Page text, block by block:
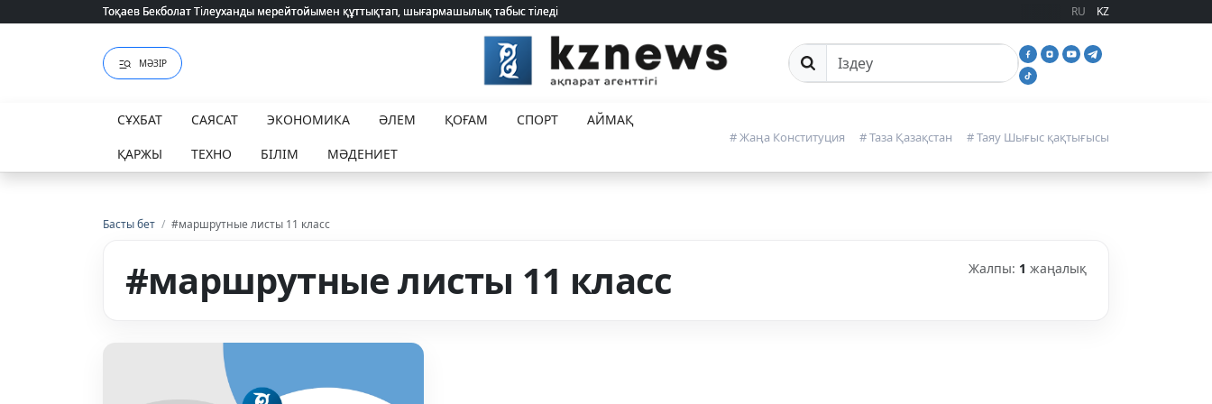
Тоқаев Бекболат Тілеуханды мерейтойымен құттықтап, шығармашылық табыс тіледі
Тоқаев Бекболат Тілеуханды мерейтойымен құттықтап, шығармашылық табыс тіледі RU KZ
МӘЗІР Сайттан іздеу
СҰХБАТ САЯСАТ ЭКОНОМИКА ӘЛЕМ ҚОҒАМ СПОРТ
АЙМАҚ
ҚАРЖЫ
ТЕХНО БІЛІМ МӘДЕНИЕТ
# Жаңа Конституция # Таза Қазақстан # Таяу Шығыс қақтығысы
Басты бет / #маршрутные листы 11 класс
#маршрутные листы 11 класс Жалпы: 1 жаңалық